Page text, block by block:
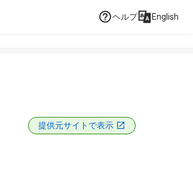
ヘルプ English
提供元サイトで表示